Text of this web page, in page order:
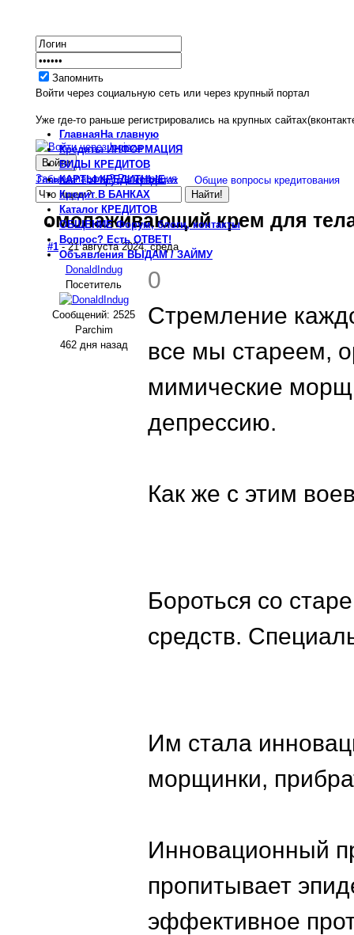
Запомнить
Войти через социальную сеть или через крупный портал
Уже где-то раньше регистрировались на крупных
Забыли пароль? Регистрация
Главная На главную
КредитыИНФОРМАЦИЯ
ВИДЫ
КРЕДИТОВ
КАРТЫКРЕДИТНЫЕ
Кредит В БАНКАХ
Каталог КРЕДИТОВ
ОБЩЕНИЕФорум, блоги, контакты
Вопрос? Есть ОТВЕТ!
Объявления ВЫДАМ / ЗАЙМУ
Главная Форум о кредитах Общие вопросы кредитования
омолаживающий крем для
#1- 21 августа 2024, среда
DonaldIndug
Посетитель
Сообщений: 2525
Parchim
462 дня назад
0
Стремление
все мы стареем,
мимические
депрессию.
Как же с этим
Бороться со
средств.
Им стала
морщинки,
Инновационный
пропитывает
эффективное